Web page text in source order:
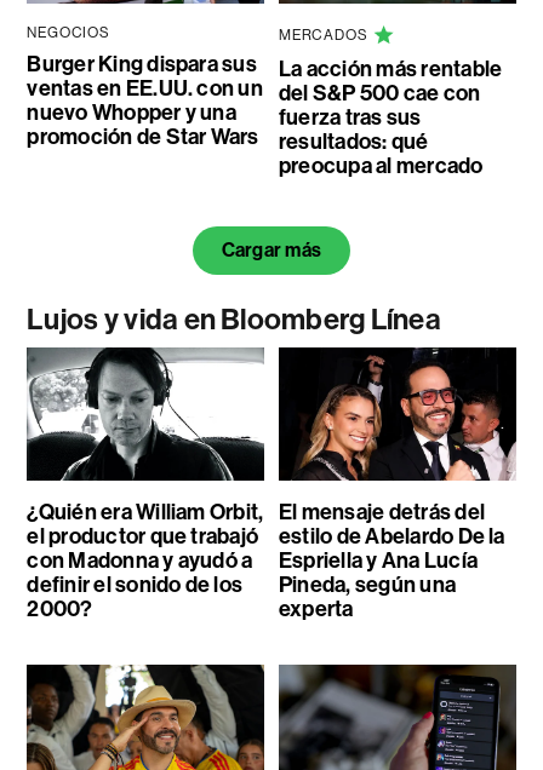
NEGOCIOS
Burger King dispara sus
ventas en EE.UU. con un
nuevo Whopper y una
promoción de Star Wars
MERCADOS
La acción más rentable
del S&P 500 cae con
fuerza tras sus
resultados: qué
preocupa al mercado
Cargar más
Lujos y vida en Bloomberg Línea
¿Quién era William Orbit,
el productor que trabajó
con Madonna y ayudó a
definir el sonido de los
2000?
El mensaje detrás del
estilo de Abelardo De la
Espriella y Ana Lucía
Pineda, según una
experta